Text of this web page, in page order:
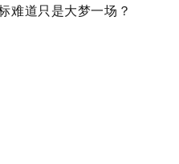
难道只是大梦一场？